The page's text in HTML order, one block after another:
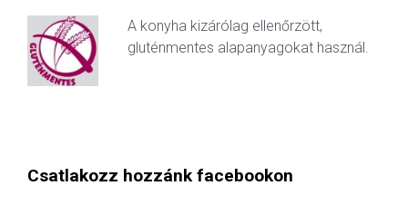
A konyha kizárólag ellenőrzött,
gluténmentes alapanyagokat használ.
Csatlakozz hozzánk facebookon